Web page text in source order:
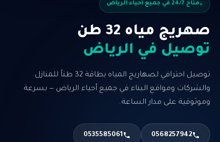
متاح 24/7 في جميع أحياء الرياض
صهريج مياه 32 طن
توصيل في الرياض
توصيل احترافي لصهاريج المياه بطاقة 32 طناً للمنازل
والشركات ومواقع البناء في جميع أحياء الرياض — بسرعة
وموثوقية على مدار الساعة.
0568257942
0535585061